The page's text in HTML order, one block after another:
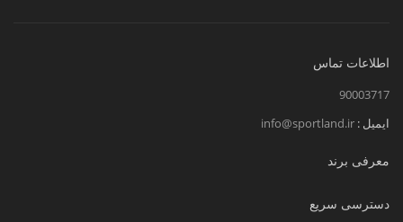
اطلاعات تماس
90003717
ایمیل : info@sportland.ir
معرفی برند
دسترسی سریع